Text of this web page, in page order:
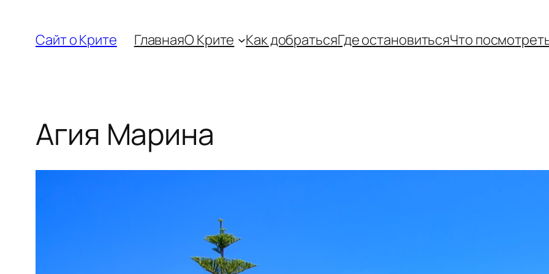
содержимому
Сайт о Крите ГлавнаяО Крите Как добратьсяГде остановитьсяЧто
Агия Марина